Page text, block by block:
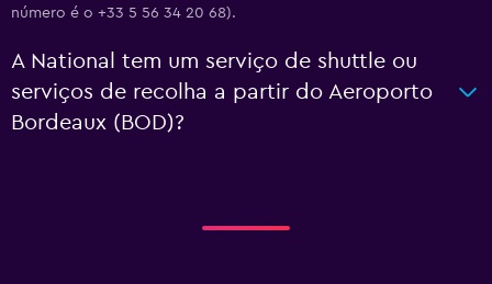
número é o +33 5 56 34 20 68).
A National tem um serviço de shuttle ou
serviços de recolha a partir do Aeroporto
Bordeaux (BOD)?